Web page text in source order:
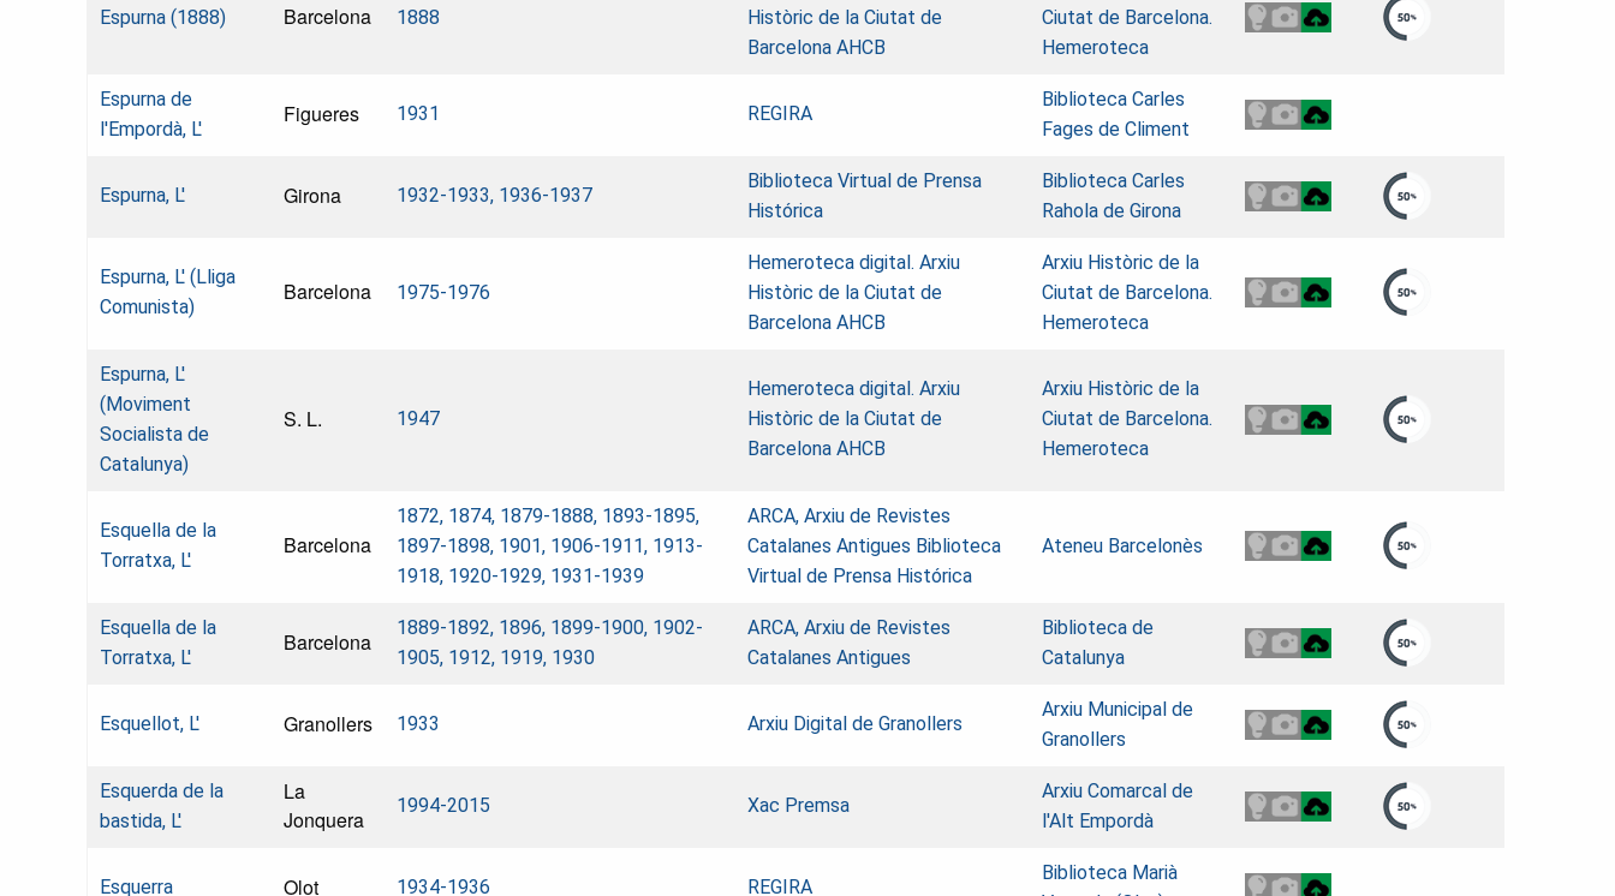
Espurna (1888) Barcelona 1888
Històric de la Ciutat de
Barcelona AHCB
Ciutat de Barcelona.
Hemeroteca
Espurna de
l'Empordà, L'
Figueres 1931 REGIRA
Biblioteca Carles
Fages de Climent
Espurna, L' Girona 1932-1933, 1936-1937
Biblioteca Virtual de Prensa
Histórica
Biblioteca Carles
Rahola de Girona
Espurna, L' (Lliga
Comunista)
Barcelona 1975-1976
Hemeroteca digital. Arxiu
Històric de la Ciutat de
Barcelona AHCB
Arxiu Històric de la
Ciutat de Barcelona.
Hemeroteca
Espurna, L'
(Moviment
Socialista de
Catalunya)
S. L. 1947
Hemeroteca digital. Arxiu
Històric de la Ciutat de
Barcelona AHCB
Arxiu Històric de la
Ciutat de Barcelona.
Hemeroteca
Esquella de la
Torratxa, L'
Barcelona
1872, 1874, 1879-1888, 1893-1895,
1897-1898, 1901, 1906-1911, 1913-
1918, 1920-1929, 1931-1939
ARCA, Arxiu de Revistes
Catalanes Antigues Biblioteca
Virtual de Prensa Histórica
Ateneu Barcelonès
Esquella de la
Torratxa, L'
Barcelona
1889-1892, 1896, 1899-1900, 1902-
1905, 1912, 1919, 1930
ARCA, Arxiu de Revistes
Catalanes Antigues
Biblioteca de
Catalunya
Esquellot, L' Granollers 1933 Arxiu Digital de Granollers
Arxiu Municipal de
Granollers
Esquerda de la
bastida, L'
La
Jonquera
1994-2015 Xac Premsa
Arxiu Comarcal de
l'Alt Empordà
Esquerra Olot 1934-1936 REGIRA
Biblioteca Marià